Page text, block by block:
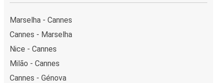
Marselha - Cannes
Cannes - Marselha
Nice - Cannes
Milão - Cannes
Cannes - Génova